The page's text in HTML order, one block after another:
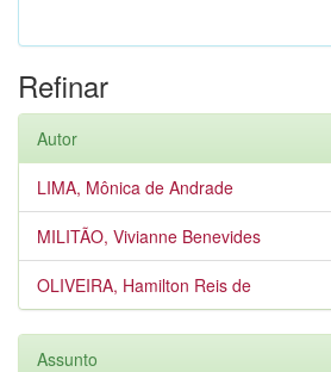
Refinar
Autor
LIMA, Mônica de Andrade
MILITÃO, Vivianne Benevides
OLIVEIRA, Hamilton Reis de
Assunto